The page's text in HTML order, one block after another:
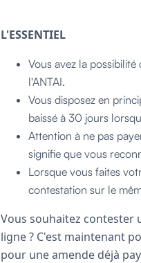
L'ESSENTIEL
Vous avez la
l'ANTAI.
Vous disposez en
baissé à 30 jours
Attention à ne pas
signifie que vous
Lorsque vous faites
contestation sur le
Vous souhaitez contester
ligne ? C'est maintenant
pour une amende déjà